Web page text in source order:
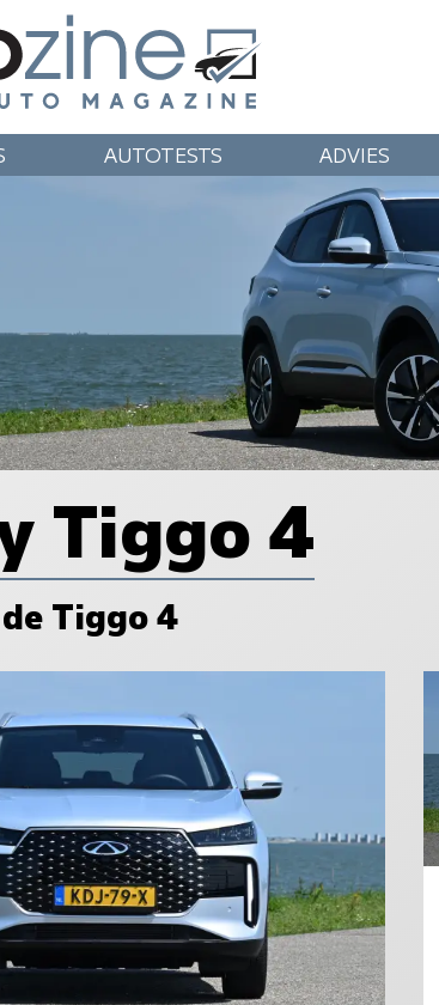
AUTOTESTS ADVIES
Tiggo 4
Tiggo 4